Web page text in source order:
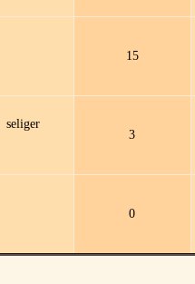
15
seliger
3
0